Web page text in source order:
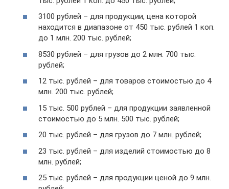
3100 рублей – для продукции, цена которой
находится в диапазоне от 450 тыс. рублей 1 коп.
до 1 млн. 200 тыс. рублей;
8530 рублей – для грузов до 2 млн. 700 тыс.
рублей;
12 тыс. рублей – для товаров стоимостью до 4
млн. 200 тыс. рублей;
15 тыс. 500 рублей – для продукции заявленной
стоимостью до 5 млн. 500 тыс. рублей;
20 тыс. рублей – для грузов до 7 млн. рублей;
23 тыс. рублей – для изделий стоимостью до 8
млн. рублей;
25 тыс. рублей – для продукции ценой до 9 млн.